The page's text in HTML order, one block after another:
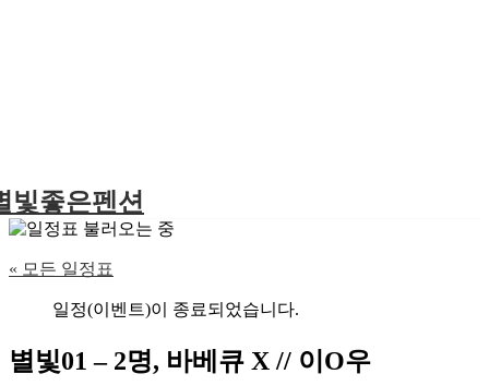
빛좋은펜션
« 모든 일정표
일정(이벤트)이 종료되었습니다.
별빛01 – 2명, 바베큐 X // 이O우